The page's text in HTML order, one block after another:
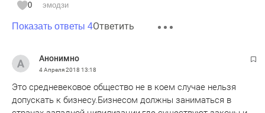
0 эмодзи
Показать ответы 4Ответить
Анонимно
4 Апреля 2018 13:18
Это средневековое общество не в коем случае нельзя
допускать к бизнесу.Бизнесом должны заниматься в